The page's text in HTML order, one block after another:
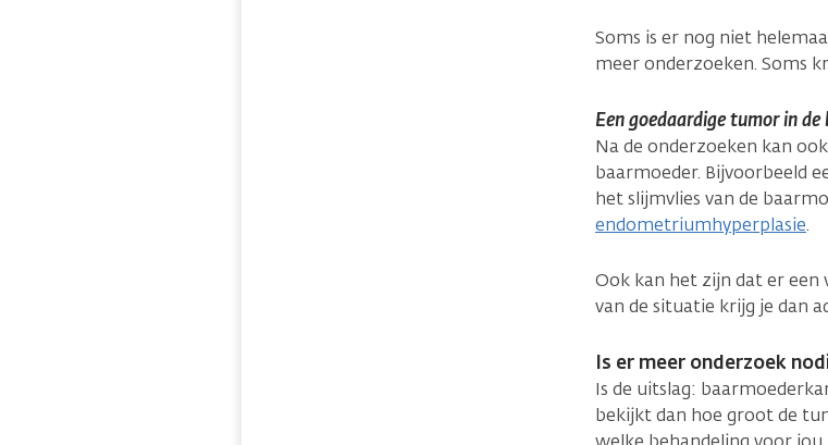
Soms is er nog niet
meer onderzoeken. Soms
Een goedaardige tumor in de
Na de onderzoeken kan
baarmoeder. Bijvoorbeeld
het slijmvlies van de
endometriumhyperplasie.
Ook kan het zijn dat er
van de situatie krijg je dan
Is er meer onderzoek
Is de uitslag:
bekijkt dan hoe groot de